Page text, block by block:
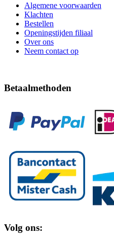
Algemene voorwaarden
Klachten
Bestellen
Openingstijden filiaal
Over ons
Neem contact op
Betaalmethoden
Volg ons: